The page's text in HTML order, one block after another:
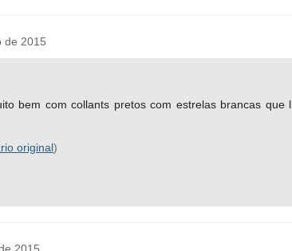
2015
bem com collants pretos com estrelas brancas que
original)
2015